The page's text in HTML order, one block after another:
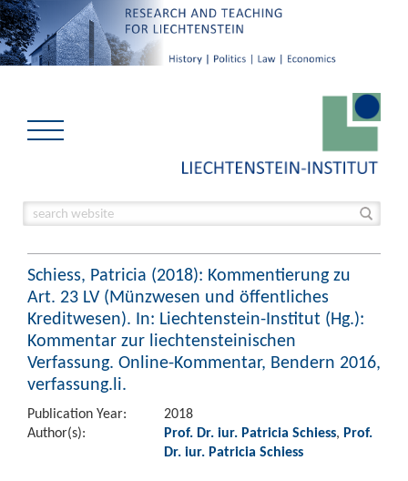
Schiess, Patricia (2018): Kommentierung zu
Art. 23 LV (Münzwesen und öffentliches
Kreditwesen). In: Liechtenstein-Institut (Hg.):
Kommentar zur liechtensteinischen
Verfassung. Online-Kommentar, Bendern 2016,
verfassung.li.
Publication Year:
2018
Author(s):
Prof. Dr. iur. Patricia Schiess, Prof.
Dr. iur. Patricia Schiess